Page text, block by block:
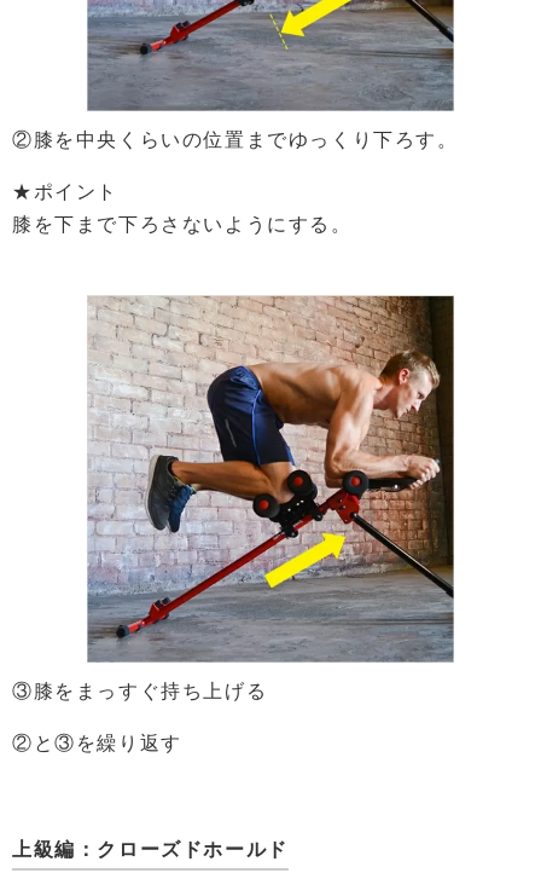
②膝を中央くらいの位置までゆっくり下ろす。
★ポイント
膝を下まで下ろさないようにする。
③膝をまっすぐ持ち上げる
②と③を繰り返す
上級編：クローズドホールド